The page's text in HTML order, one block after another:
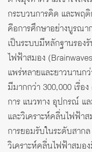
กระบวนการคิด และพฤ
คือการศึกษาอย่างบูรณา
เป็นระบบมีหลักฐานรอง
ไฟฟ้าสมอง
แพร่หลายและยาวนานก
มีมากกว่า 300,000 เรื่อ
การ แนวทาง อุปกรณ์ แล
และวิเคราะห์คลื่นไฟฟ้า
การยอมรับในระดับสาก
วิเคราะห์คลื่นไฟฟ้าสมอ